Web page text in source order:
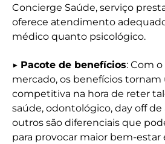
Concierge Saúde, serviço
oferece atendimento
médico quanto psicológico.
▶ Pacote de benefícios: Com
mercado, os benefícios
competitiva na hora de reter
saúde, odontológico, day off de
outros são diferenciais que
para provocar maior bem-estar